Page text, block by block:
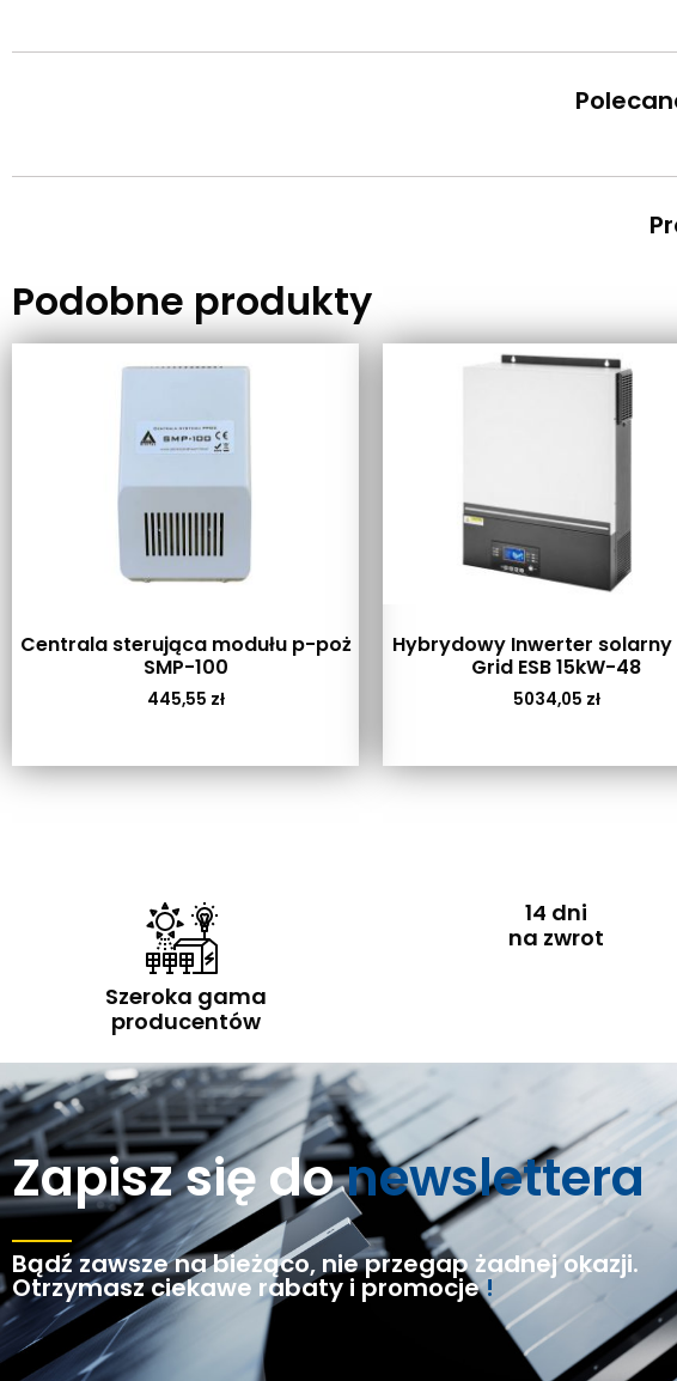
Podobne produkty
Centrala sterująca modułu p-poż
SMP-100
445,55 zł
Hybrydowy Inwerter
Grid ESB 15kW-48
5034,05 zł
Szeroka gama
producentów
14 dni
na zwrot
Zapisz się donewslettera
Bądź zawsze na bieżąco, nie przegap żadnej okazji.
Otrzymasz ciekawe rabaty i promocje!